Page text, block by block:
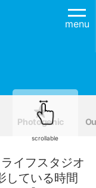
menu
Photogenic
イフスタジオ
している時間